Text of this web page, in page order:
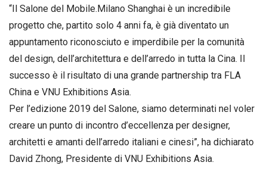
“Il Salone del Mobile.Milano Shanghai è un incredibile
progetto che, partito solo 4 anni fa, è già diventato un
appuntamento riconosciuto e imperdibile per la comunità
del design, dell’architettura e dell’arredo in tutta la Cina. Il
successo è il risultato di una grande partnership tra FLA
China e VNU Exhibitions Asia.
Per l’edizione 2019 del Salone, siamo determinati nel voler
creare un punto di incontro d’eccellenza per designer,
architetti e amanti dell’arredo italiani e cinesi”, ha dichiarato
David Zhong, Presidente di VNU Exhibitions Asia.